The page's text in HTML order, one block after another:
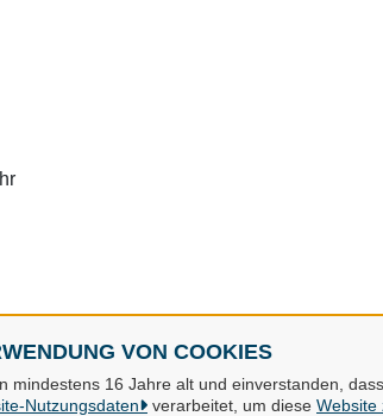
VON COOKIES
mindestens 16 Jahre alt und einverstanden,
Nutzungsdaten
verarbeitet, um diese Website